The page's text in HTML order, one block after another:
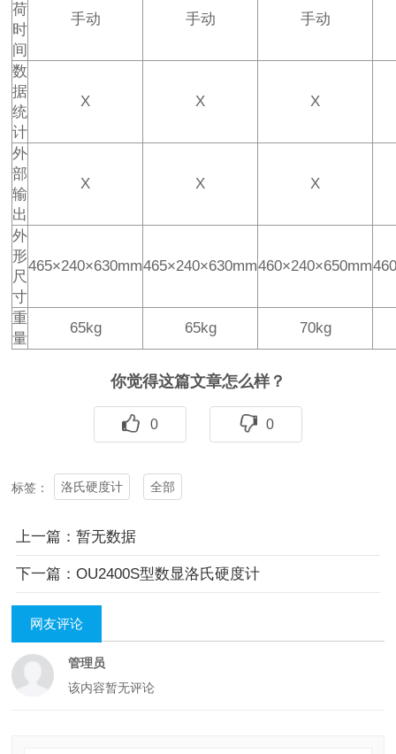
荷
时
间
手动 手动 手动
数
据
统
计
X X X
外
部
输
出
X X X
外
形
尺
寸
465×240×630mm465×240×630mm460×240×650mm
重
量
65kg 65kg 70kg
你觉得这篇文章怎么样？
0 0
标签： 洛氏硬度计 全部
上一篇：暂无数据
下一篇：OU2400S型数显洛氏硬度计
网友评论
管理员
该内容暂无评论